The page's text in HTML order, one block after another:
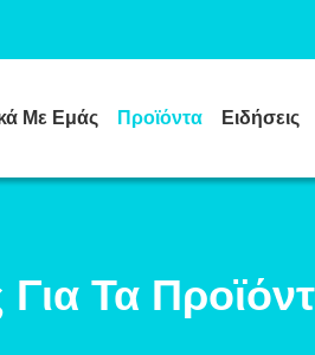
Με Εμάς Προϊόντα Ειδήσεις
Για Τα